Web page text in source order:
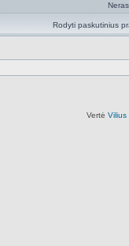
Rodyti paskutinius
Vertė Vilius